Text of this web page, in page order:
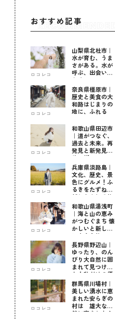
おすすめ記事
ロコレコ
山梨県北杜市｜
水が育む、うま
さがある。水が
呼ぶ、出会いが
ある。
ロコレコ
奈良県橿原市｜
歴史と美食の大
和路はじまりの
地に、ふれる
ロコレコ
和歌山県田辺市
｜道がつなぐ、
過去と未来。再
発見と新発見の
待つ街へ
ロコレコ
兵庫県淡路島｜
文化、歴史、景
色にグルメ！ふ
るきをたずねて
新しきを知る旅
ロコレコ
和歌山県湯浅町
｜海と山の恵み
がつむぐまち 懐
かしいと新しい
に出会う旅
ロコレコ
長野県野辺山｜
ゆったり、のん
びり大自然に囲
まれて見つけ
た！私だけの優
しい自分時間
ロコレコ
群馬県川場村｜
美しい湧水に恵
まれた安らぎの
村は 雄大な自
然に育まれた心